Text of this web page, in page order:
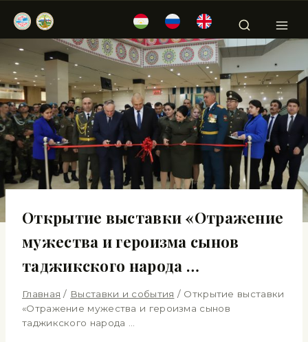
Открытие выставки «Отражение
мужества и героизма сынов
таджикского народа …
Главная / Выставки и события / Открытие выставки
«Отражение мужества и героизма сынов
таджикского народа …